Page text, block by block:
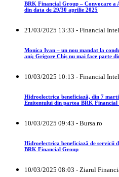
BRK Financial Group – Convocare
din data de 29/30 aprilie 2025
21/03/2025 13:33 - Financial
Monica Ivan – un nou mandat la
ani; Grigore Chiș nu mai face parte
10/03/2025 10:13 - Financial
Hidroelectrica beneficiază, din 7
Emitentului din partea BRK Financial
10/03/2025 09:43 - Bursa.ro
Hidroelectrica beneficiază de servicii
BRK Financial Group
10/03/2025 08:03 - Ziarul